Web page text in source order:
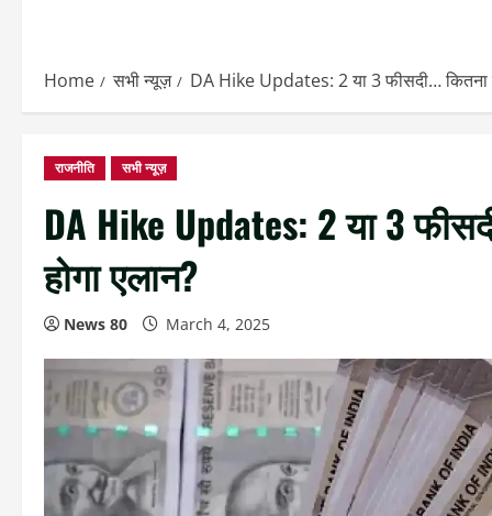
Home सभी न्यूज़ DA Hike Updates: 2 या 3 फीसदी… कितना
राजनीति सभी न्यूज़
DA Hike Updates: 2 या 3
होगा एलान?
News 80 March 4, 2025